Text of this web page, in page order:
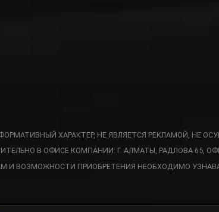
ХАРАКТЕР, НЕ ЯВЛЯЕТСЯ РЕКЛАМОЙ, НЕ
В ОФИСЕ КОМПАНИИ: Г. АЛМАТЫ, РАДЛОВА 65,
И ВОЗМОЖНОСТИ ПРИОБРЕТЕНИЯ НЕОБХОДИМО